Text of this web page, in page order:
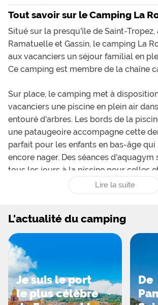
Tout savoir sur le Camping La
Situé sur la presqu'île de Saint-Tropez,
Ramatuelle et Gassin, le camping La
aux vacanciers un séjour familial en
Ce camping est membre de la chaîne
Sur place, le camping met à
vacanciers une piscine en plein air
entouré d'arbres. Les bords de la
une pataugeoire accompagne cette
parfait pour les enfants en bas-âge qui
encore nager. Des séances d'aquagym
tous les jours à la piscine pour celles
veulent commencer la journée
la famille prendra plaisir à jouer des
pong ou de baby-foot pendant que
profiteront du terrain de pétanque. À
camping, les activités ne manquent
possible d'intégrer une école de surf,
voile, ou encore faire de la plongée
kite surf ou du jet-ski. À moins de 5km
Lire la suite
L'actualité du camping
Je suis le port
le plus célèbre
De